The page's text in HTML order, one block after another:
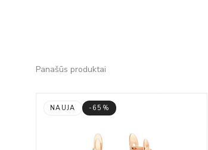
Panašūs produktai
NAUJA -65%